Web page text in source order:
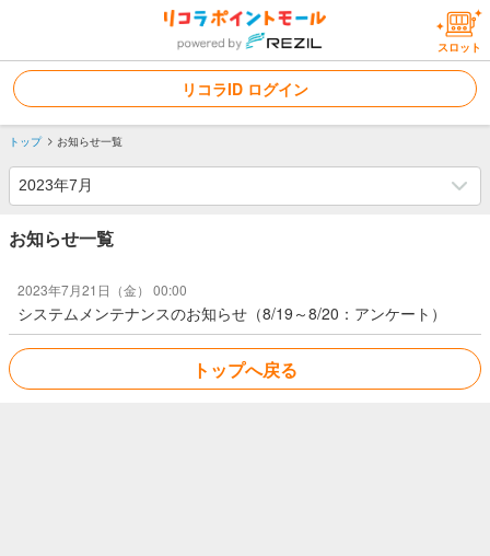
スロット
リコラID ログイン
トップ お知らせ一覧
お知らせ一覧
2023年7月21日（金） 00:00
システムメンテナンスのお知らせ（8/19～8/20：アンケート）
トップへ戻る